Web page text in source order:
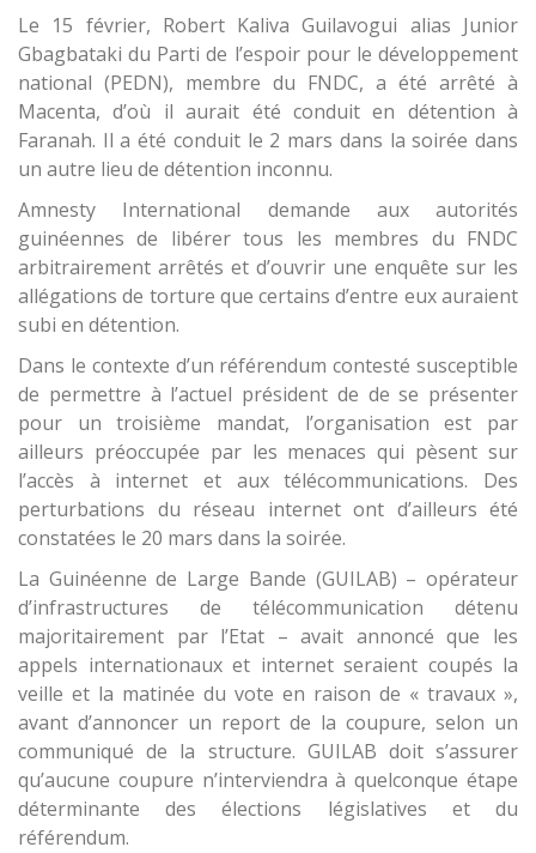
Le 15 février, Robert Kaliva Guilavogui alias Junior
Gbagbataki du Parti de l’espoir pour le développement
national (PEDN), membre du FNDC, a été arrêté à
Macenta, d’où il aurait été conduit en détention à
Faranah. Il a été conduit le 2 mars dans la soirée dans
un autre lieu de détention inconnu.
Amnesty International demande aux autorités
guinéennes de libérer tous les membres du FNDC
arbitrairement arrêtés et d’ouvrir une enquête sur les
allégations de torture que certains d’entre eux auraient
subi en détention.
Dans le contexte d’un référendum contesté susceptible
de permettre à l’actuel président de de se présenter
pour un troisième mandat, l’organisation est par
ailleurs préoccupée par les menaces qui pèsent sur
l’accès à internet et aux télécommunications. Des
perturbations du réseau internet ont d’ailleurs été
constatées le 20 mars dans la soirée.
La Guinéenne de Large Bande (GUILAB) – opérateur
d’infrastructures de télécommunication détenu
majoritairement par l’Etat – avait annoncé que les
appels internationaux et internet seraient coupés la
veille et la matinée du vote en raison de « travaux »,
avant d’annoncer un report de la coupure, selon un
communiqué de la structure. GUILAB doit s’assurer
qu’aucune coupure n’interviendra à quelconque étape
déterminante des élections législatives et du
référendum.